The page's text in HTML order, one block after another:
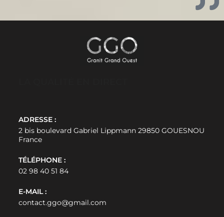
ADRESSE :
2 bis boulevard Gabriel Lippmann 29850 GOUESNOU
France
TÉLÉPHONE :
02 98 40 51 84
E-MAIL :
contact.ggo@gmail.com